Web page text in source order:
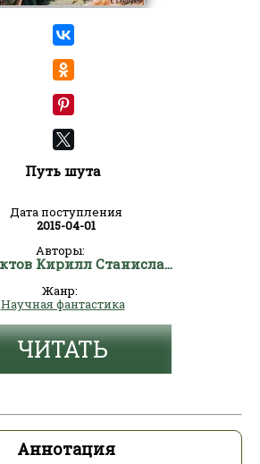
Путь шута
Дата поступления
2015-04-01
Авторы:
Бенедиктов Кирилл Станиславович
Жанр:
Научная фантастика
ЧИТАТЬ
Аннотация